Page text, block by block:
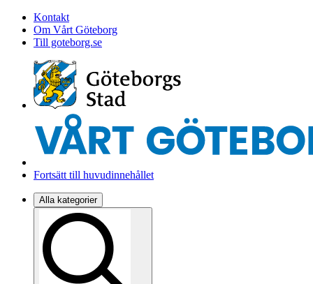
Kontakt
Om Vårt Göteborg
Till goteborg.se
Fortsätt till huvudinnehållet
Alla kategorier